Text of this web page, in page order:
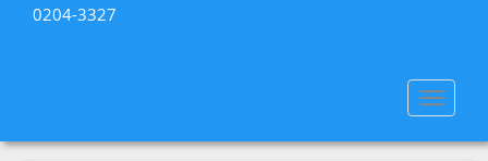
0204-3327
Toggle